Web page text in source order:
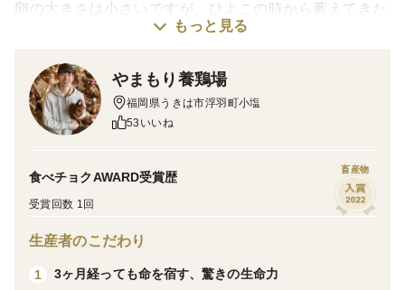
卵の大きさは小さいですが、ひよこの時から蓄えてきた
栄養価が凝縮されていて濃厚です！
うちしか取れない限定品になりますのでこの機会に是非
(^_^)
飼料には廃棄品として捨てられる食べ物やカスを利用し
循環型農業に取り組まれています。
出した後の粉や青汁メーカーで絞り終わったケールカス
もっと見る
やまもり養鶏場
福岡県うきは市浮羽町小塩
53いいね
食べチョクAWARD受賞歴
受賞回数 1回
畜産物
生産者のこだわり
1
3ヶ月経っても命を宿す、驚きの生命力